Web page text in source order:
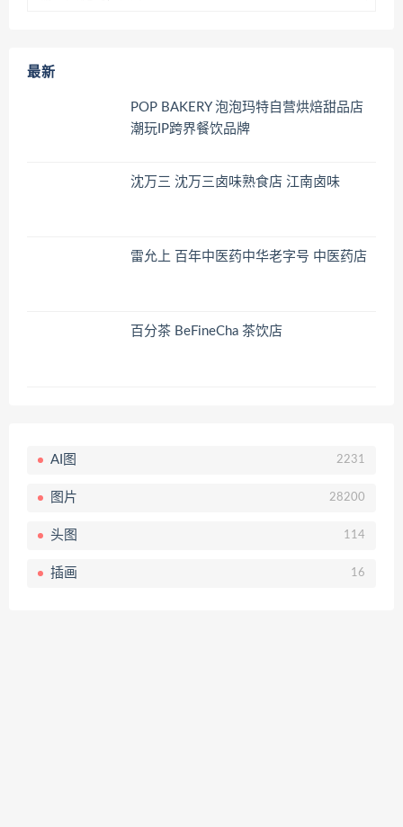
最新
POP BAKERY 泡泡玛特自营烘焙甜品店
潮玩IP跨界餐饮品牌
沈万三 沈万三卤味熟食店 江南卤味
雷允上 百年中医药中华老字号 中医药店
百分茶 BeFineCha 茶饮店
AI图 2231
图片 28200
头图 114
插画 16